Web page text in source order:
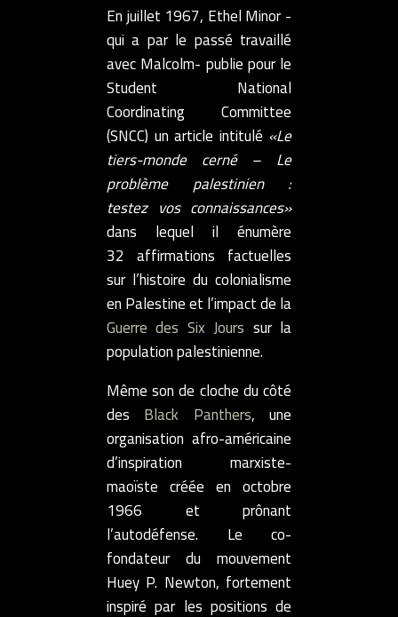
En juillet 1967, Ethel Minor -
qui a par le passé travaillé
avec Malcolm- publie pour le
Student National
Coordinating Committee
(SNCC) un article intitulé «Le
tiers-monde cerné – Le
problème palestinien :
testez vos connaissances»
dans lequel il énumère
32 affirmations factuelles
sur l’histoire du colonialisme
en Palestine et l’impact de la
Guerre des Six Jours sur la
population palestinienne.
Même son de cloche du côté
des Black Panthers, une
organisation afro-américaine
d’inspiration marxiste-
maoïste créée en octobre
1966 et prônant
l’autodéfense. Le co-
fondateur du mouvement
Huey P. Newton, fortement
inspiré par les positions de